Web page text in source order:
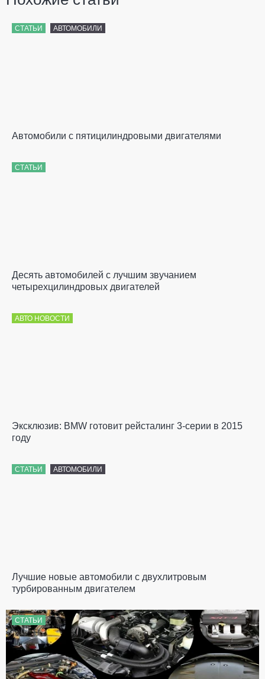
СТАТЬИ АВТОМОБИЛИ
Автомобили с пятицилиндровыми двигателями
СТАТЬИ
Десять автомобилей с лучшим звучанием
четырехцилиндровых двигателей
АВТО НОВОСТИ
Эксклюзив: BMW готовит рейсталинг 3-серии в 2015
году
СТАТЬИ АВТОМОБИЛИ
Лучшие новые автомобили с двухлитровым
турбированным двигателем
СТАТЬИ